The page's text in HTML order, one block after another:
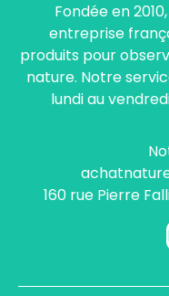
Fondée en
entreprise
produits pour
nature. Notre
lundi au
160 rue Pierre